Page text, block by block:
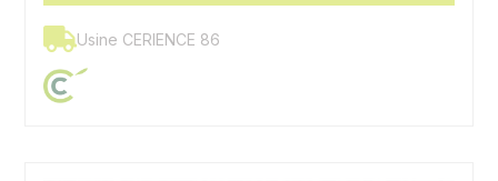
Usine CERIENCE 86